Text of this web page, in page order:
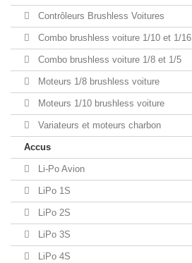
Contrôleurs Brushless Voitures
Combo brushless voiture 1/10 et 1/16
Combo brushless voiture 1/8 et 1/5
Moteurs 1/8 brushless voiture
Moteurs 1/10 brushless voiture
Variateurs et moteurs charbon
Accus
Li-Po Avion
LiPo 1S
LiPo 2S
LiPo 3S
LiPo 4S